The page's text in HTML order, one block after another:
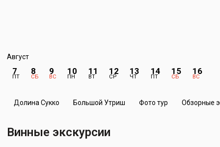
Август
ПТ
7
СБ
8
ВС
9
ПН
10
ВТ
11
СР
12
ЧТ
13
ПТ
14
СБ
15
ВС
16
Долина Сукко Большой Утриш Фото тур Обзорные
Винные экскурсии